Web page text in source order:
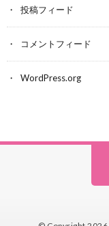
投稿フィード
コメントフィード
WordPress.org